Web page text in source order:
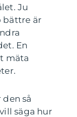
Ju
bättre är
En
mäta
så
säga hur